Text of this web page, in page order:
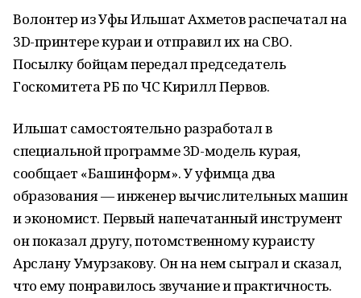
Волонтер из Уфы Ильшат Ахметов распечатал на
3D-принтере кураи и отправил их на СВО.
Посылку бойцам передал председатель
Госкомитета РБ по ЧС Кирилл Первов.
Ильшат самостоятельно разработал в
специальной программе 3D-модель курая,
сообщает «Башинформ». У уфимца два
образования — инженер вычислительных машин
и экономист. Первый напечатанный инструмент
он показал другу, потомственному кураисту
Арслану Умурзакову. Он на нем сыграл и сказал,
что ему понравилось звучание и практичность.